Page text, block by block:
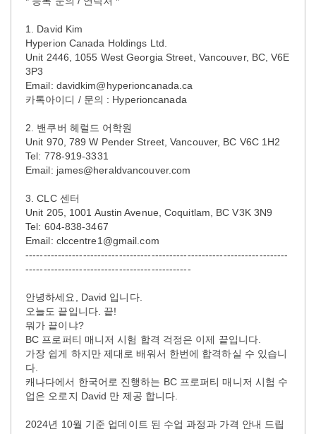
1. David Kim
Hyperion Canada Holdings Ltd.
Unit 2446, 1055 West Georgia Street, Vancouver, BC, V6E
3P3
Email: davidkim@hyperioncanada.ca
카톡아이디 / 문의 : Hyperioncanada
2. 밴쿠버 헤럴드 어학원
Unit 970, 789 W Pender Street, Vancouver, BC V6C 1H2
Tel: 778-919-3331
Email: james@heraldvancouver.com
3. CLC 센터
Unit 205, 1001 Austin Avenue, Coquitlam, BC V3K 3N9
Tel: 604-838-3467
Email: clccentre1@gmail.com
-------------------------------------------------------------------------
----------------------------------------------
안녕하세요, David 입니다.
오늘도 끝입니다. 끝!
뭐가 끝이냐?
BC 프로퍼티 매니저 시험 합격 걱정은 이제 끝입니다.
가장 쉽게 하지만 제대로 배워서 한번에 합격하실 수 있습니
다.
캐나다에서 한국어로 진행하는 BC 프로퍼티 매니저 시험 수
업은 오로지 David 만 제공 합니다.
2024년 10월 기준 업데이트 된 수업 과정과 가격 안내 드립